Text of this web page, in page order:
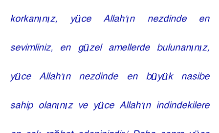
korkanınız, yüce Allah’ın nezdinde en
sevimliniz, en güzel amellerde bulunanınız,
yüce Allah’ın nezdinde en büyük nasibe
sahip olanınız ve yüce Allah’ın indindekilere